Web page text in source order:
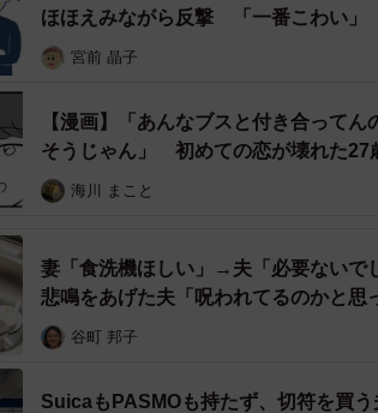
昔のパートナーは皿洗いを明日でもいいと言って
ほほえみながら反撃 「一番こわい」
宮前 晶子
【漫画】「あんなブスと付き合って
そうじゃん」 初めての恋が壊れた27
海川 まこと
妻「食洗機ほしい」→夫「必要ないで
悲鳴をあげた夫「呪われてるのかと思
谷町 邦子
SuicaもPASMOも持たず、切符を買